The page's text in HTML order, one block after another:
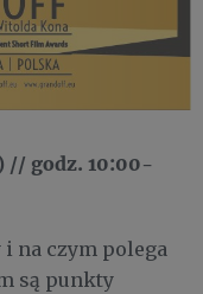
// godz. 10:00-
na czym polega
są punkty